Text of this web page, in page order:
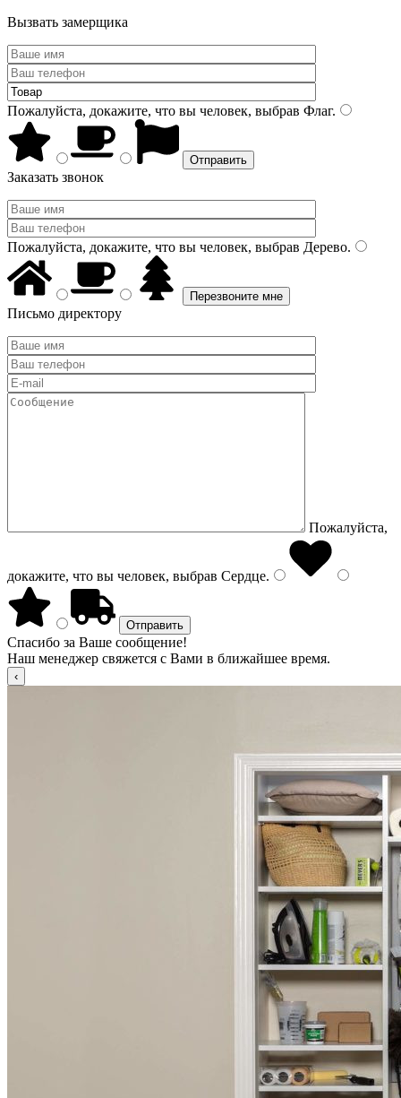
Вызвать замерщика
Пожалуйста, докажите, что вы человек, выбрав Флаг.
Заказать звонок
Пожалуйста, докажите, что вы человек, выбрав Дерево.
Письмо директору
Пожалуйста,
докажите, что вы человек, выбрав Сердце.
Спасибо за Ваше сообщение!
Наш менеджер свяжется с Вами в ближайшее время.